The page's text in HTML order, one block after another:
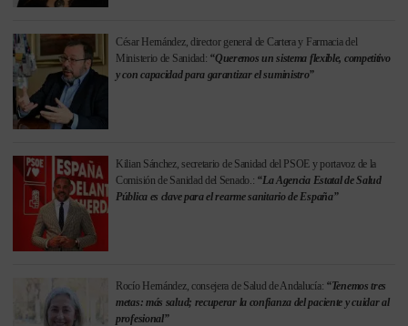
César Hernández, director general de Cartera y Farmacia del
Ministerio de Sanidad: “Queremos un sistema flexible, competitivo
y con capacidad para garantizar el suministro”
Kilian Sánchez, secretario de Sanidad del PSOE y portavoz de la
Comisión de Sanidad del Senado.: “La Agencia Estatal de Salud
Pública es clave para el rearme sanitario de España”
Rocío Hernández, consejera de Salud de Andalucía: “Tenemos tres
metas: más salud; recuperar la confianza del paciente y cuidar al
profesional”